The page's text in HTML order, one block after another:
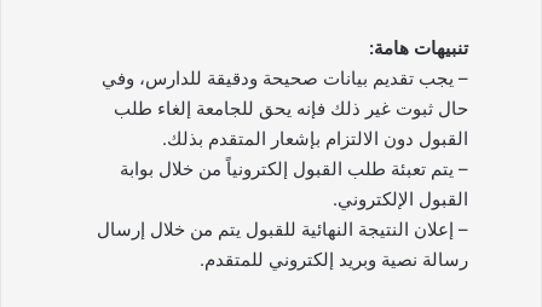
تنبيهات هامة:
– يجب تقديم بيانات صحيحة ودقيقة للدارس، وفي
حال ثبوت غير ذلك فإنه يحق للجامعة إلغاء طلب
القبول دون الالتزام بإشعار المتقدم بذلك.
– يتم تعبئة طلب القبول إلكترونياً من خلال بوابة
القبول الإلكتروني.
– إعلان النتيجة النهائية للقبول يتم من خلال إرسال
رسالة نصية وبريد إلكتروني للمتقدم.